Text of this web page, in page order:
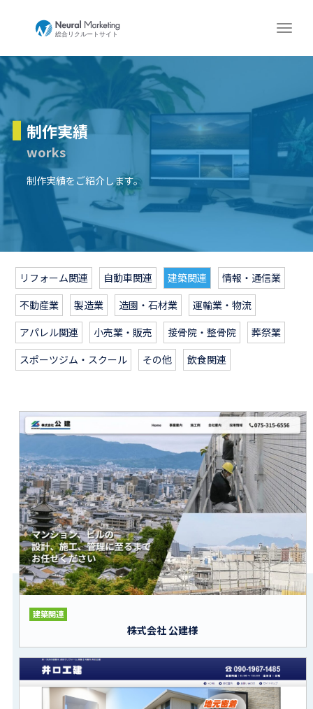
制作実績
works
制作実績をご紹介します。
リフォーム関連 自動車関連 建築関連
情報・通信業
不動産業
製造業 造園・石材業
運輸業・物流
アパレル関連
小売業・販売 接骨院・整骨院
葬祭業
スポーツジム・スクール
その他 飲食関連
建築関連
株式会社 公建様